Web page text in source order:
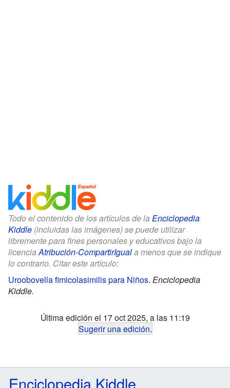
Todo el contenido de los artículos de la Enciclopedia
Kiddle (incluidas las imágenes) se puede utilizar
libremente para fines personales y educativos bajo la
licenciaAtribución-CompartirIguala menos que se indique
lo contrario. Citar este artículo:
Uroobovella fimicolasimilis para Niños. Enciclopedia
Kiddle.
Última edición el 17 oct 2025, a las 11:19
Sugerir una edición.
Enciclopedia Kiddle